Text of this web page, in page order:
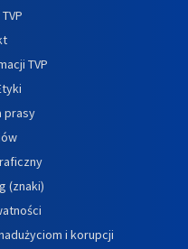
TVP
prasy
(znaki)
i korupcji